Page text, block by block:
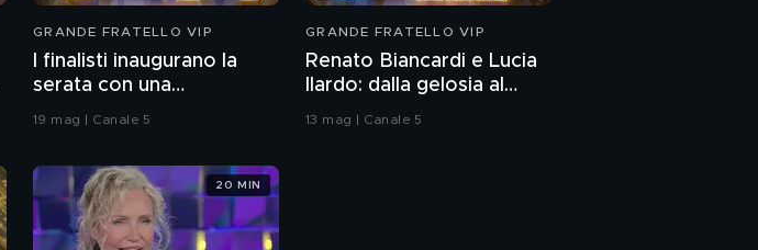
GRANDE FRATELLO VIP
I finalisti inaugurano la
serata con una
coreografia
19 mag | Canale 5
GRANDE FRATELLO VIP
Renato Biancardi e Lucia
Ilardo: dalla gelosia al
13 mag | Canale 5
20 MIN